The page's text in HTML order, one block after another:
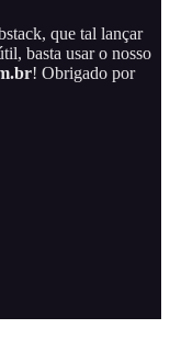
que tal lançar
basta usar o nosso
! Obrigado por